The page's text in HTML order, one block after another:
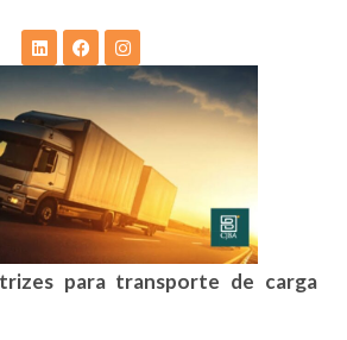
para transporte de carga